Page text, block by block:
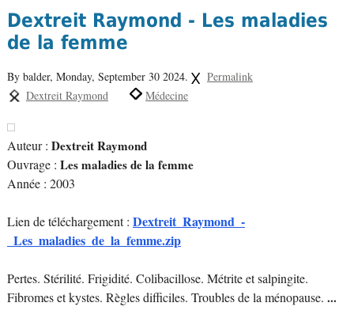
Dextreit Raymond - Les maladies
de la femme
By balder, Monday, September 30 2024.
Permalink
Dextreit Raymond
Médecine
Auteur : Dextreit Raymond
Ouvrage : Les maladies de la femme
Année : 2003
Lien de téléchargement : Dextreit_Raymond_-
_Les_maladies_de_la_femme.zip
Pertes. Stérilité. Frigidité. Colibacillose. Métrite et salpingite.
Fibromes et kystes. Règles difficiles. Troubles de la ménopause. ...